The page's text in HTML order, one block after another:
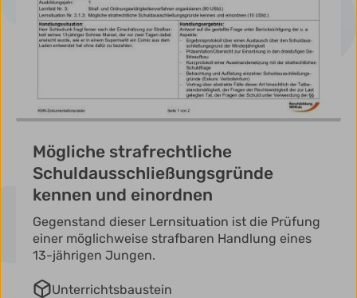
Mögliche strafrechtliche
Schuldausschließungsgründe
kennen und einordnen
Gegenstand dieser Lernsituation ist die Prüfung
einer möglichweise strafbaren Handlung eines
13-jährigen Jungen.
Unterrichtsbaustein